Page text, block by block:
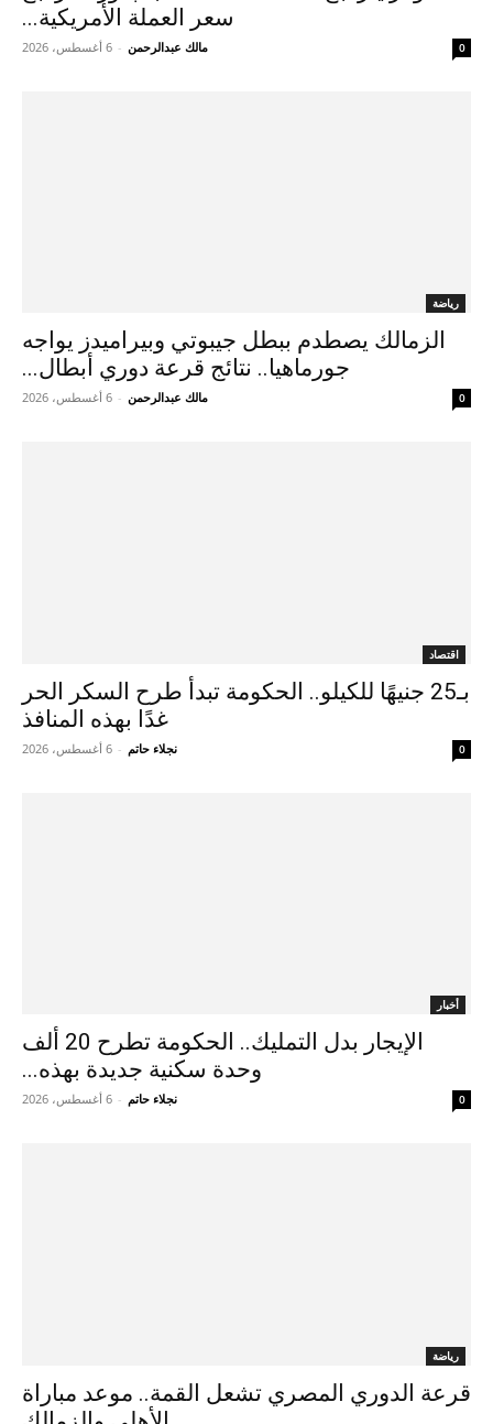
سعر العملة الأمريكية...
مالك عبدالرحمن - 6 أغسطس، 2026 0
رياضة
الزمالك يصطدم ببطل جيبوتي وبيراميدز يواجه
جورماهيا.. نتائج قرعة دوري أبطال...
مالك عبدالرحمن - 6 أغسطس، 2026 0
اقتصاد
بـ25 جنيهًا للكيلو.. الحكومة تبدأ طرح السكر الحر
غدًا بهذه المنافذ
نجلاء حاتم - 6 أغسطس، 2026 0
أخبار
الإيجار بدل التمليك.. الحكومة تطرح 20 ألف
وحدة سكنية جديدة بهذه...
نجلاء حاتم - 6 أغسطس، 2026 0
رياضة
قرعة الدوري المصري تشعل القمة.. موعد مباراة